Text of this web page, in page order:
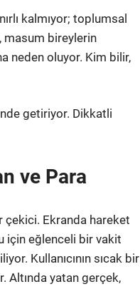
kalmıyor; toplumsal
masum bireylerin
neden oluyor. Kim bilir,
getiriyor. Dikkatli
ve Para
çekici. Ekranda hareket
için eğlenceli bir vakit
Kullanıcının sıcak bir
Altında yatan gerçek,